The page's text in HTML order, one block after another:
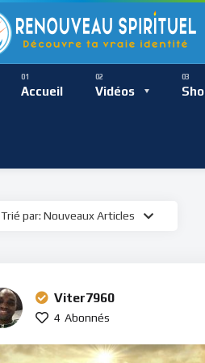
Accueil Vidéos
Présence
Présence
Trié par: Nouveaux Articles
Viter7960
4 Abonnés